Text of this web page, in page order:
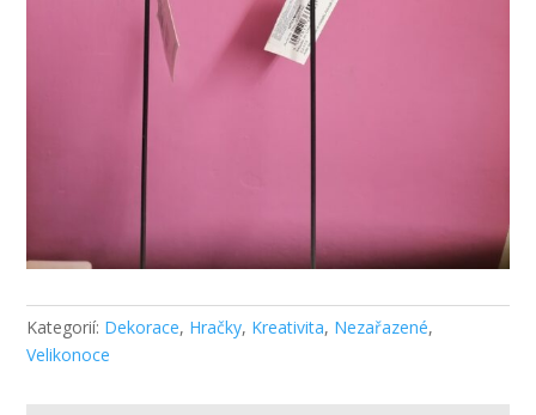
Kategorií: Dekorace, Hračky, Kreativita, Nezařazené,
Velikonoce